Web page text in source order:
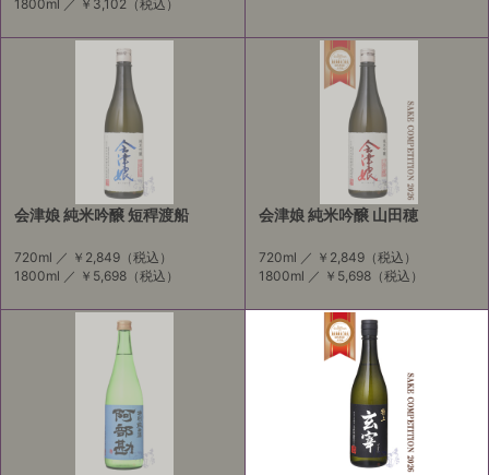
1800ml ／ ￥3,102 （税込）
会津娘 純米吟醸 短稈渡船
720ml ／ ￥2,849 （税込）
1800ml ／ ￥5,698 （税込）
会津娘 純米吟醸 山田穂
720ml ／ ￥2,849（税込）
1800ml ／ ￥5,698（税込）